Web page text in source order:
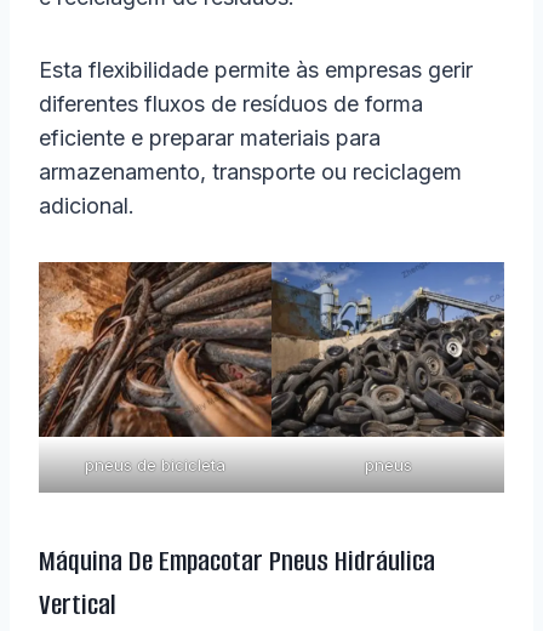
Esta flexibilidade permite às empresas gerir
diferentes fluxos de resíduos de forma
eficiente e preparar materiais para
armazenamento, transporte ou reciclagem
adicional.
pneus de bicicleta pneus
Máquina De Empacotar Pneus Hidráulica
Vertical